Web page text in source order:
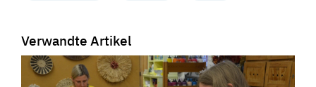
Verwandte Artikel